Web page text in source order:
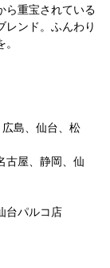
ら重宝されている
レンド。ふんわり
島、仙台、松
古屋、静岡、仙
台パルコ店